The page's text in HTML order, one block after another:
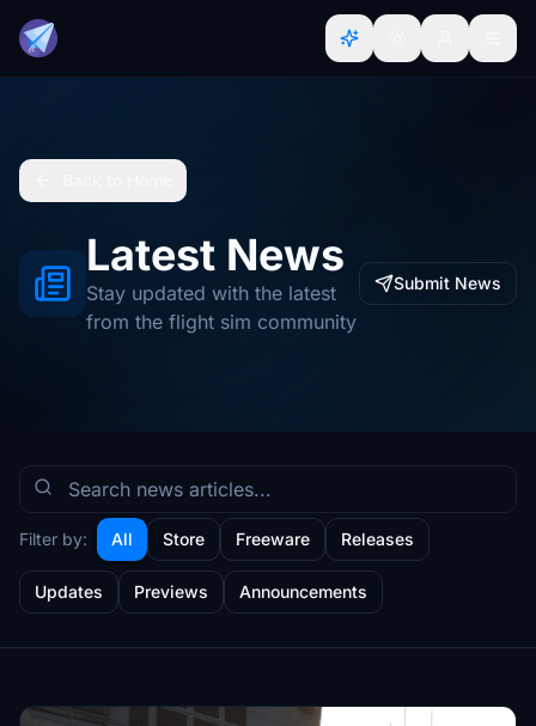
Latest News
Stay updated with the latest
from the flight sim community
Submit News
Filter by: All Store Freeware Releases
Updates Previews Announcements